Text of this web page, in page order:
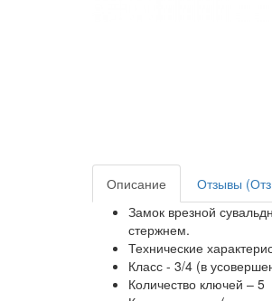
Описание
Отзывы
Замок врезной
стержнем.
Технические
Класс - 3/4 (в
Количество ключей – 5